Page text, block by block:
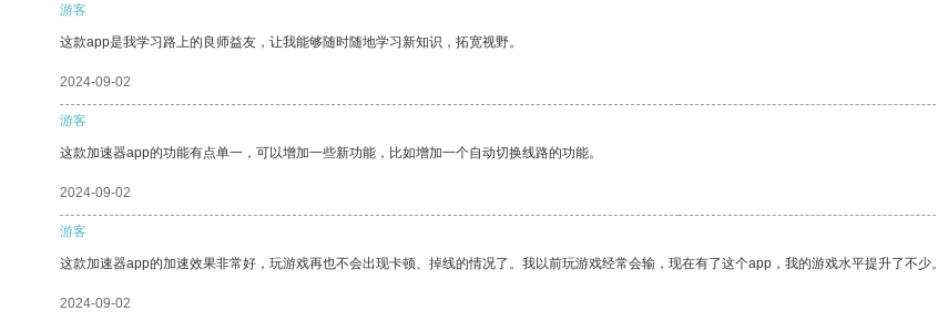
游客
这款app是我学习路上的良师益友，让我能够随时随地学习新知识，拓宽视野。
2024-09-02
游客
这款加速器app的功能有点单一，可以增加一些新功能，比如增加一个自动切换线路的功能。
2024-09-02
游客
这款加速器app的加速效果非常好，玩游戏再也不会出现卡顿、掉线的情况了。我以前玩游戏经常会输，现在有了这个app，我的游戏水平提升了不少。
2024-09-02